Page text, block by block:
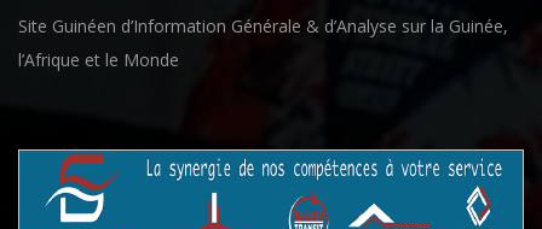
Site Guinéen d’Information Générale & d’Analyse sur la Guinée,
l’Afrique et le Monde